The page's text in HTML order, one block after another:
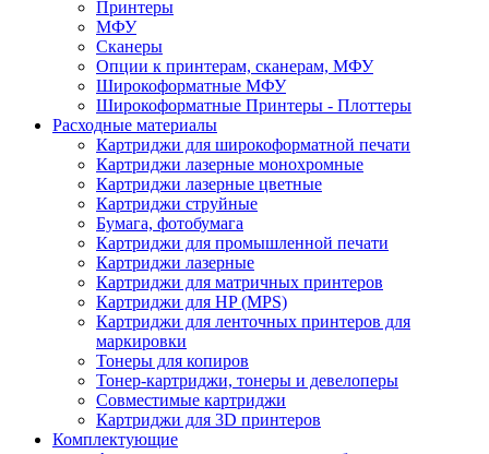
Принтеры
МФУ
Сканеры
Опции к принтерам, сканерам, МФУ
Широкоформатные МФУ
Широкоформатные Принтеры - Плоттеры
Расходные материалы
Картриджи для широкоформатной печати
Картриджи лазерные монохромные
Картриджи лазерные цветные
Картриджи струйные
Бумага, фотобумага
Картриджи для промышленной печати
Картриджи лазерные
Картриджи для матричных принтеров
Картриджи для HP (MPS)
Картриджи для ленточных принтеров для
маркировки
Тонеры для копиров
Тонер-картриджи, тонеры и девелоперы
Совместимые картриджи
Картриджи для 3D принтеров
Комплектующие